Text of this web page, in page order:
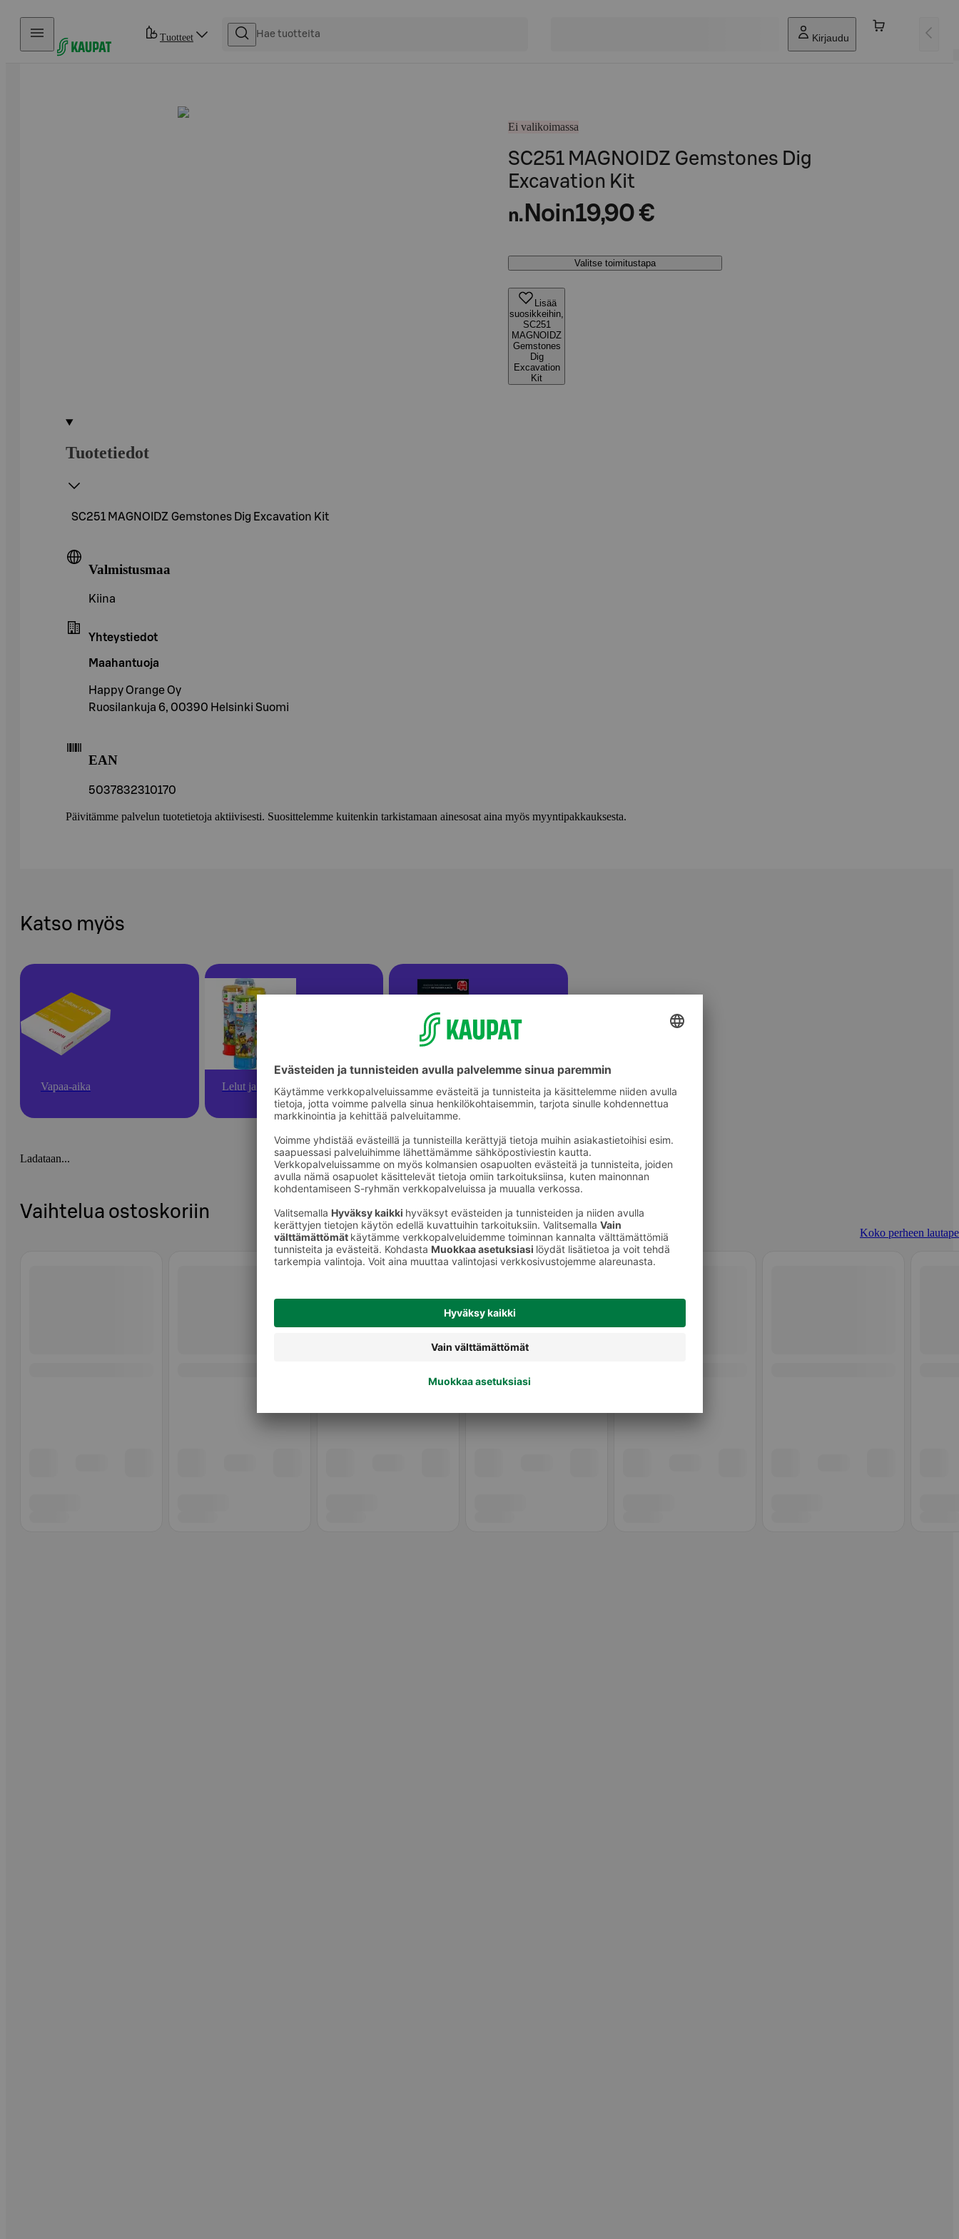
Hyppää sisältöön
Tuotteet Kirjaudu
Ei valikoimassa
SC251 MAGNOIDZ Gemstones Dig
Excavation Kit
n. Noin19,90 €
Valitse toimitustapa
Lisää
suosikkeihin,
SC251
MAGNOIDZ
Gemstones
Dig
Excavation
Kit
Tuotetiedot
SC251 MAGNOIDZ Gemstones Dig Excavation Kit
Valmistusmaa
Kiina
Yhteystiedot
Maahantuoja
Happy Orange Oy
Ruosilankuja 6, 00390 Helsinki Suomi
EAN
5037832310170
Päivitämme palvelun tuotetietoja aktiivisesti. Suosittelemme kuitenkin tarkistamaan ainesosat aina myös myyntipakkauksesta.
Katso myös
Vapaa-aika Lelut ja pelit Koko perheen lautapelit
Ladataan...
Vaihtelua ostoskoriin
Koko perheen